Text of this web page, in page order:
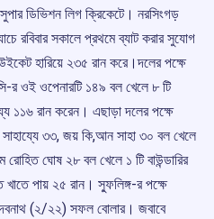
ডিভিশন লিগ ক্রিকেটে। নরসিংগড়
রবিবার সকালে প্রথমে ব্যাট করার সুযোগ
হারিয়ে ২৩৫ রান করে।দলের পক্ষে
‌র ওই ওপেনারটি ১৪৯ বল খেলে ৮ টি
১১৬ রান করেন। এছাড়া দলের পক্ষে
সাহায্যে ৩৩, জয় কি,আন সাহা ৩০ বল খেলে
রোহিত ঘোষ ২৮ বল খেলে ১ টি বাউন্ডারির
পায় ২৫ রান। স্ফুলিঙ্গ-‌র পক্ষে
(‌২/‌২২) সফল বোলার। জবাবে